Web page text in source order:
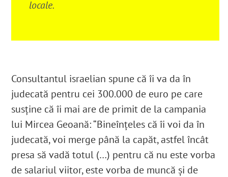
locale.
Consultantul israelian spune că îi va da în
judecată pentru cei 300.000 de euro pe care
susține că îi mai are de primit de la campania
lui Mircea Geoană: “Bineînțeles că îi voi da în
judecată, voi merge până la capăt, astfel încât
presa să vadă totul (…) pentru că nu este vorba
de salariul viitor, este vorba de muncă și de